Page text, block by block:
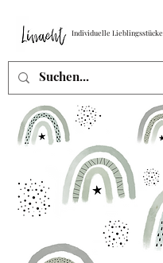
Individuelle Lieblingsstücke